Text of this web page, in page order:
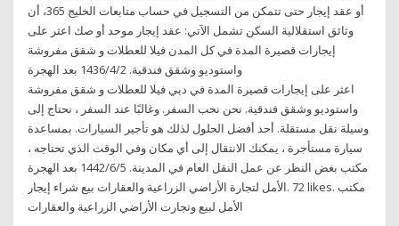
أو عقد إيجار حتى تتمكن من التسجيل في حساب متابعات الخليج 365، أن
وثائق استقلالية السكن تشمل الآتي: عقد إيجار موحد أو صك اعثر على
إيجارات قصيرة المدة في كل المدن فيلا للعطلات و شقق مفروشة
واستوديو وشقق فندقية. 2‏‏/4‏‏/1436 بعد الهجرة
اعثر على إيجارات قصيرة المدة في دبي فيلا للعطلات و شقق مفروشة
واستوديو وشقق فندقية. نحن نحب السفر. وغالبًا عند السفر ، نحتاج إلى
وسيلة نقل مستقلة. أحد أفضل الحلول لذلك هو تأجير السيارات. بمساعدة
سيارة مستأجرة ، يمكنك الانتقال إلى أي مكان وفي الوقت الذي تحتاجه ،
بغض النظر عن عمل النقل العام في المدينة. 5‏‏/6‏‏/1442 بعد الهجرة ‎مكتب
الأمل لتجارة الأراضي الزراعية والعقارات بيع شراء إيجار‎. 72 likes. ‎مكتب